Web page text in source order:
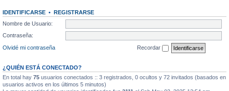
IDENTIFICARSE • REGISTRARSE
Nombre de Usuario:
Contraseña:
Olvidé mi contraseña
Recordar
¿QUIÉN ESTÁ CONECTADO?
En total hay 75 usuarios conectados :: 3 registrados, 0 ocultos y 72 invitados (basados en
usuarios activos en los últimos 5 minutos)